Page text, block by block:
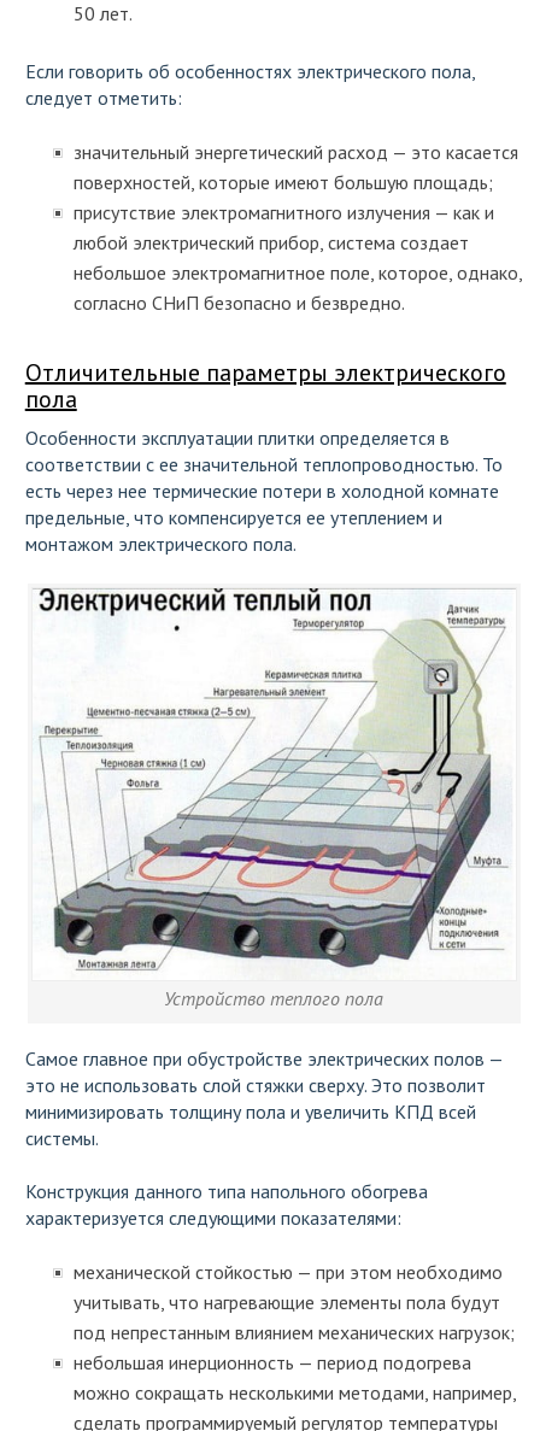
50 лет.
Если говорить об особенностях электрического пола,
следует отметить:
значительный энергетический расход — это касается
поверхностей, которые имеют большую площадь;
присутствие электромагнитного излучения — как и
любой электрический прибор, система создает
небольшое электромагнитное поле, которое, однако,
согласно СНиП безопасно и безвредно.
Отличительные параметры электрического
пола
Особенности эксплуатации плитки определяется в
соответствии с ее значительной теплопроводностью. То
есть через нее термические потери в холодной комнате
предельные, что компенсируется ее утеплением и
монтажом электрического пола.
Устройство теплого пола
Самое главное при обустройстве электрических полов —
это не использовать слой стяжки сверху. Это позволит
минимизировать толщину пола и увеличить КПД всей
системы.
Конструкция данного типа напольного обогрева
характеризуется следующими показателями:
механической стойкостью — при этом необходимо
учитывать, что нагревающие элементы пола будут
под непрестанным влиянием механических нагрузок;
небольшая инерционность — период подогрева
можно сокращать несколькими методами, например,
сделать программируемый регулятор температуры